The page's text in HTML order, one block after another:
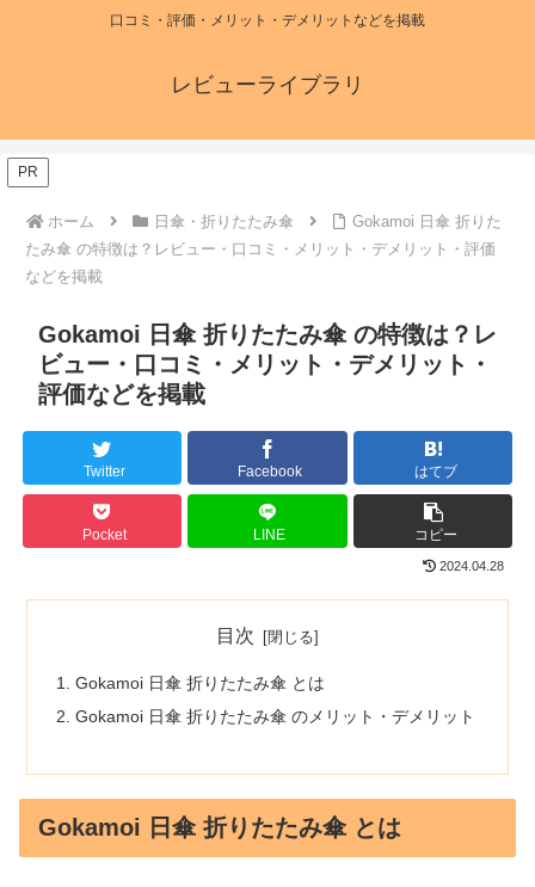
口コミ・評価・メリット・デメリットなどを掲載
レビューライブラリ
ホーム 日傘・折りたたみ傘
Gokamoi 日傘 折りた
たみ傘 の特徴は？レビュー・口コミ・メリット・デメリット・評価
などを掲載
PR
Gokamoi 日傘 折りたたみ傘 の特徴は？レ
ビュー・口コミ・メリット・デメリット・
評価などを掲載
Twitter Facebook はてブ
Pocket LINE コピー
2024.04.28
目次
Gokamoi 日傘 折りたたみ傘 とは
Gokamoi 日傘 折りたたみ傘 のメリット・デメリット
Gokamoi 日傘 折りたたみ傘 とは